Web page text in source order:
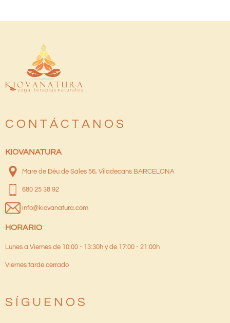
C O N T Á C T A N O S
KIOVANATURA
Mare de Déu de Sales 56, Viladecans BARCELONA
680 25 38 92
info@kiovanatura.com
HORARIO
Lunes a Viernes de 10:00 - 13:30h y de 17:00 - 21:00h
Viernes tarde cerrado
S Í G U E N O S